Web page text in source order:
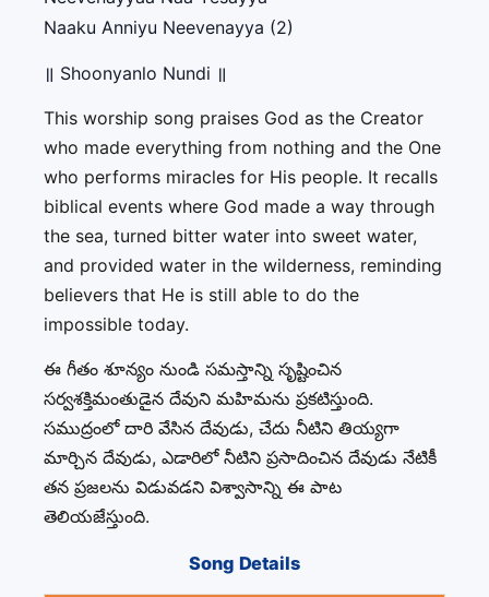
Naaku Anniyu Neevenayya (2)
॥ Shoonyanlo Nundi ॥
This worship song praises God as the Creator
who made everything from nothing and the One
who performs miracles for His people. It recalls
biblical events where God made a way through
the sea, turned bitter water into sweet water,
and provided water in the wilderness, reminding
believers that He is still able to do the
impossible today.
ఈ గీతం శూన్యం నుండి సమస్తాన్ని సృష్టించిన
సర్వశక్తిమంతుడైన దేవుని మహిమను ప్రకటిస్తుంది.
సముద్రంలో దారి వేసిన దేవుడు, చేదు నీటిని తియ్యగా
మార్చిన దేవుడు, ఎడారిలో నీటిని ప్రసాదించిన దేవుడు నేటికీ
తన ప్రజలను విడువడని విశ్వాసాన్ని ఈ పాట
తెలియజేస్తుంది.
Song Details